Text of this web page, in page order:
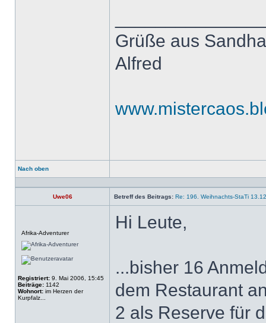
Grüße aus
Alfred
Nach oben
Profil
Uwe06 Betreff des Beitrags: Re: 196. Weihnachts-StaTi
Afrika-Adventurer
Registriert: 9. Mai 2006, 15:45
Beiträge: 1142
Wohnort: im Herzen der
Kurpfalz...
Hi Leute,
...bisher 16
dem Restaurant
2 als Reserve für